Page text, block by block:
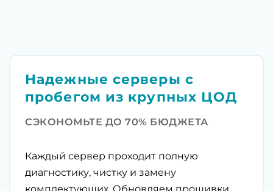
Надежные серверы с
пробегом из крупных ЦОД
СЭКОНОМЬТЕ ДО 70% БЮДЖЕТА
Каждый сервер проходит полную
диагностику, чистку и замену